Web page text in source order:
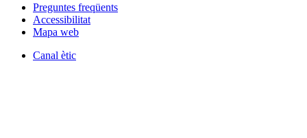
Preguntes freqüents
Accessibilitat
Mapa web
Canal ètic